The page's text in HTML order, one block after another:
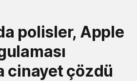
polisler, Apple
cinayet çözdü